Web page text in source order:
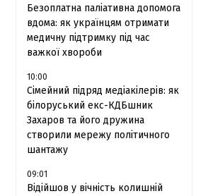
Безоплатна паліативна допомога
вдома: як українцям отримати
медичну підтримку під час
важкої хвороби
10:00
Сімейний підряд медіакілерів: як
білоруський екс-КДБшник
Захаров та його дружина
створили мережу політичного
шантажу
09:01
Відійшов у вічність колишній